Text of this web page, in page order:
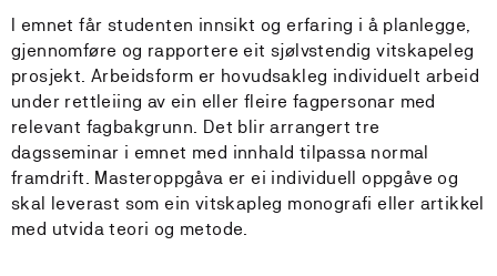
I emnet får studenten innsikt og erfaring i å planlegge,
gjennomføre og rapportere eit sjølvstendig vitskapeleg
prosjekt. Arbeidsform er hovudsakleg individuelt arbeid
under rettleiing av ein eller fleire fagpersonar med
relevant fagbakgrunn. Det blir arrangert tre
dagsseminar i emnet med innhald tilpassa normal
framdrift. Masteroppgåva er ei individuell oppgåve og
skal leverast som ein vitskapleg monografi eller artikkel
med utvida teori og metode.